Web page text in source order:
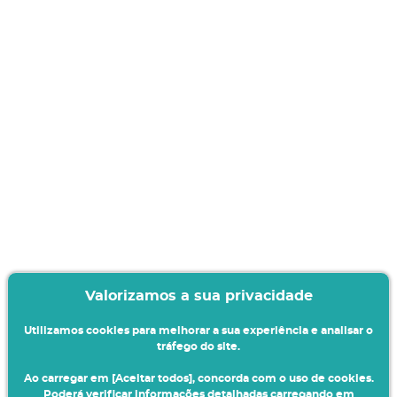
Valorizamos a sua privacidade
Utilizamos cookies para melhorar a sua experiência e analisar o
tráfego do site.
Ao carregar em [Aceitar todos], concorda com o uso de cookies.
Poderá verificar informações detalhadas carregando em